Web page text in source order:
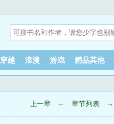
穿越 浪漫 游戏 精品其他
上一章 ← 章节列表 →